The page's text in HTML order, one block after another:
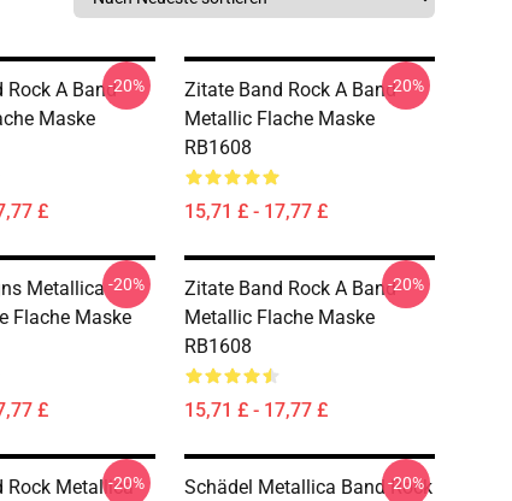
Rock A Band
Maske
£
-20%
Zitate Band Rock A Band
Metallic Flache Maske
RB1608
15,71 £ - 17,77 £
-20%
Metallica
Flache Maske
£
-20%
Zitate Band Rock A Band
Metallic Flache Maske
RB1608
15,71 £ - 17,77 £
-20%
Rock Metallica
-20%
Schädel Metallica Band Rock
-20%